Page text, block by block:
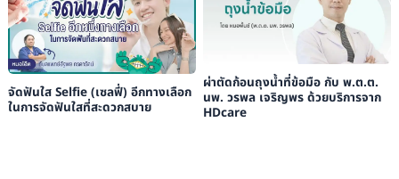
จัดฟันใส Selfie (เซลฟี่) อีกทางเลือก
ในการจัดฟันใสที่สะดวกสบาย
ผ่าตัดก้อนถุงน้ำที่ข้อมือ กับ พ.ต.ต.
นพ. วรพล เจริญพร ด้วยบริการจาก
HDcare